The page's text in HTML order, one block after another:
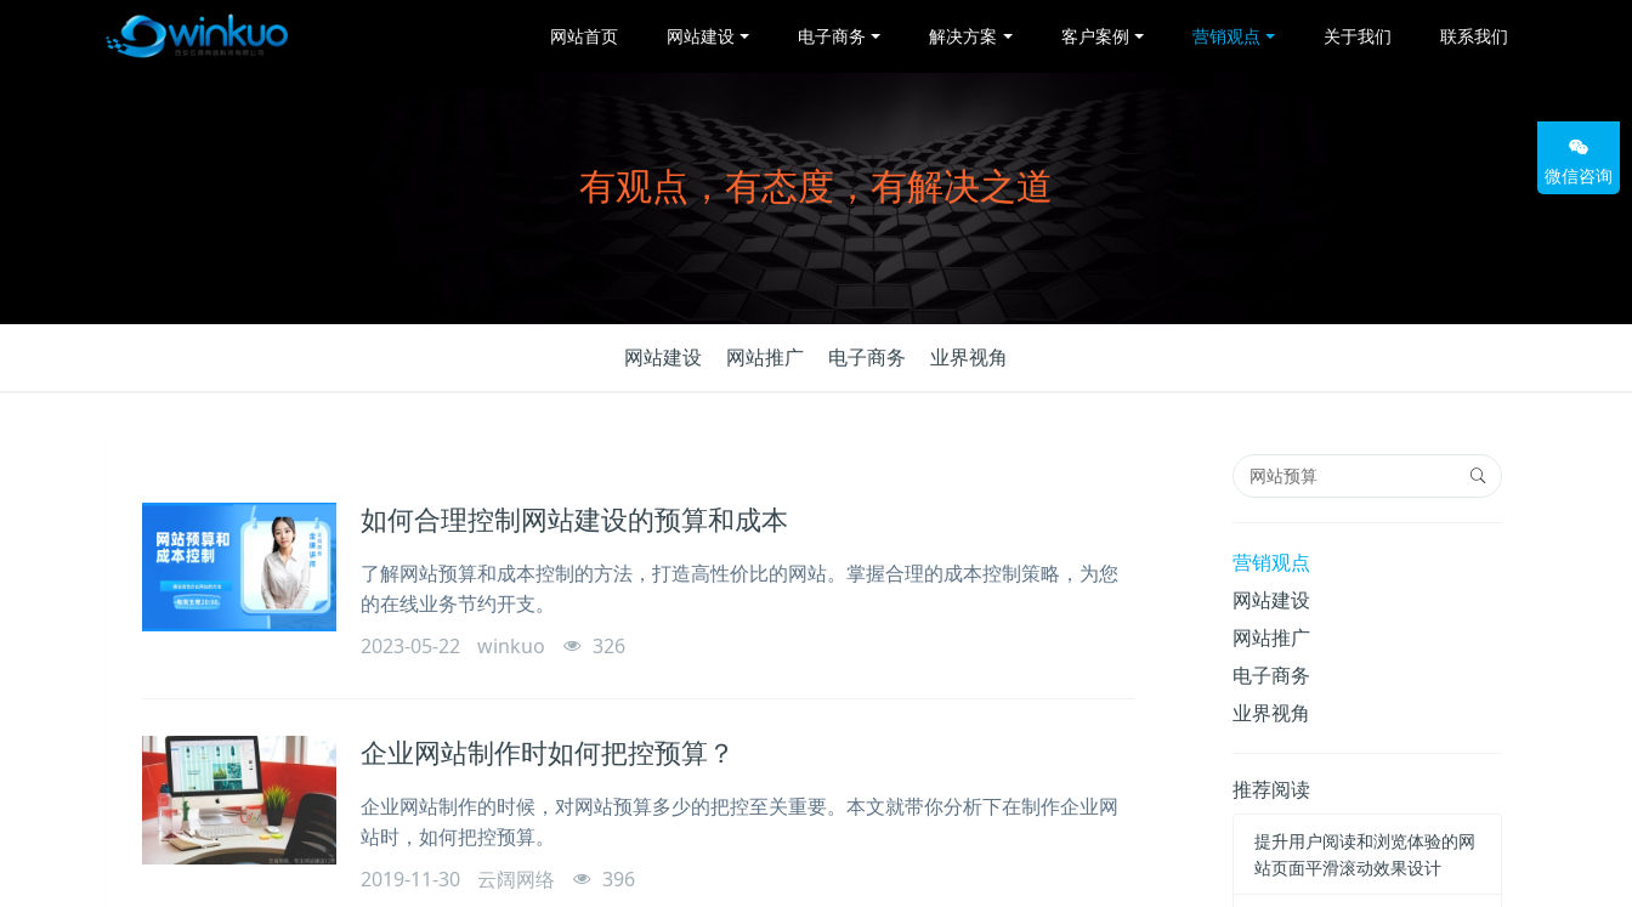
网站首页 网站建设 电子商务 解决方案 客户案例 营销观点 关于我们 联系我们
有观点，有态度，有解决之道
网站建设 网站推广 电子商务 业界视角
如何合理控制网站建设的预算和成本
了解网站预算和成本控制的方法，打造高性价比的网站。掌握合理的成本控制策略，为您
的在线业务节约开支。
2023-05-22
winkuo 326
企业网站制作时如何把控预算？
企业网站制作的时候，对网站预算多少的把控至关重要。本文就带你分析下在制作企业网
站时，如何把控预算。
2019-11-30
云阔网络 396
营销观点
网站建设
网站推广
电子商务
业界视角
推荐阅读
提升用户阅读和浏览体验的网
站页面平滑滚动效果设计
微信咨询